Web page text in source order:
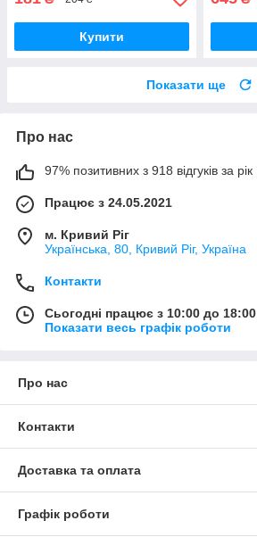
Купити
Показати ще
Про нас
97% позитивних з 918 відгуків за рік
Працює з 24.05.2021
м. Кривий Ріг
Українська, 80, Кривий Ріг, Україна
Контакти
Сьогодні працює з 10:00 до 18:00
Показати весь графік роботи
Про нас
Контакти
Доставка та оплата
Графік роботи